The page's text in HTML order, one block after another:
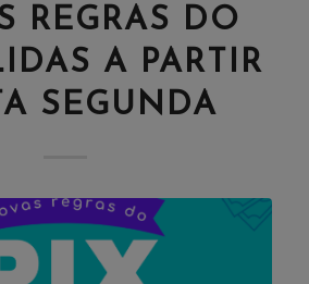
REGRAS DO
A PARTIR
SEGUNDA